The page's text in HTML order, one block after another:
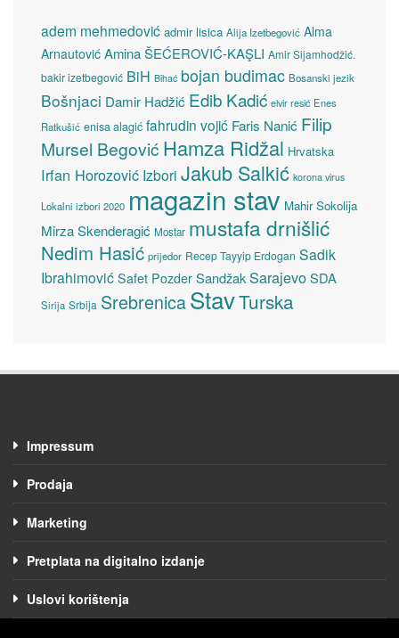
adem mehmedović admir lisica Alija Izetbegović Alma
Arnautović Amina ŠEĆEROVIĆ-KAŞLI Amir Sijamhodžić.
bakir izetbegović BiH Bihać bojan budimac Bosanski jezik
Bošnjaci Damir Hadžić Edib Kadić elvir resić Enes
Ratkušić enisa alagić fahrudin vojić Faris Nanić Filip
Mursel Begović Hamza Ridžal Hrvatska
Irfan Horozović Izbori Jakub Salkić korona virus
Lokalni izbori 2020 magazin stav Mahir Sokolija
Mirza Skenderagić Mostar mustafa drnišlić
Nedim Hasić prijedor Recep Tayyip Erdogan Sadik
Ibrahimović Safet Pozder SandžakSarajevoSDA
Sirija Srbija SrebrenicaStavTurska
Impressum
Prodaja
Marketing
Pretplata na digitalno izdanje
Uslovi korištenja